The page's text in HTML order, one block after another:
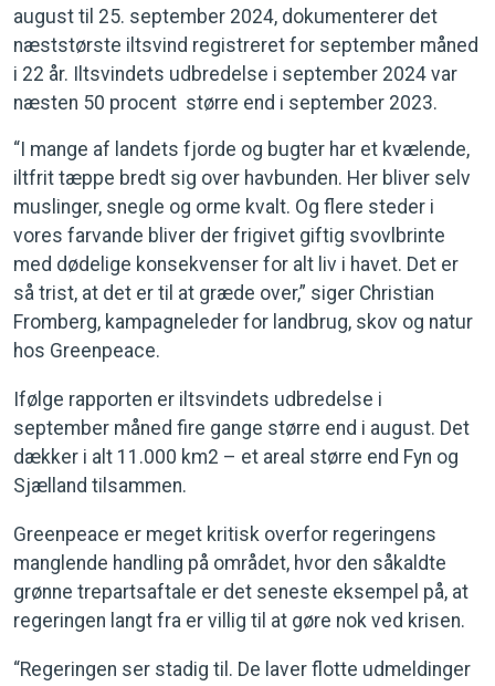
august til 25. september 2024, dokumenterer det
næststørste iltsvind registreret for september måned
i 22 år. Iltsvindets udbredelse i september 2024 var
næsten 50 procent større end i september 2023.
“I mange af landets fjorde og bugter har et kvælende,
iltfrit tæppe bredt sig over havbunden. Her bliver selv
muslinger, snegle og orme kvalt. Og flere steder i
vores farvande bliver der frigivet giftig svovlbrinte
med dødelige konsekvenser for alt liv i havet. Det er
så trist, at det er til at græde over,” siger Christian
Fromberg, kampagneleder for landbrug, skov og natur
hos Greenpeace.
Ifølge rapporten er iltsvindets udbredelse i
september måned fire gange større end i august. Det
dækker i alt 11.000 km2 – et areal større end Fyn og
Sjælland tilsammen.
Greenpeace er meget kritisk overfor regeringens
manglende handling på området, hvor den såkaldte
grønne trepartsaftale er det seneste eksempel på, at
regeringen langt fra er villig til at gøre nok ved krisen.
“Regeringen ser stadig til. De laver flotte udmeldinger